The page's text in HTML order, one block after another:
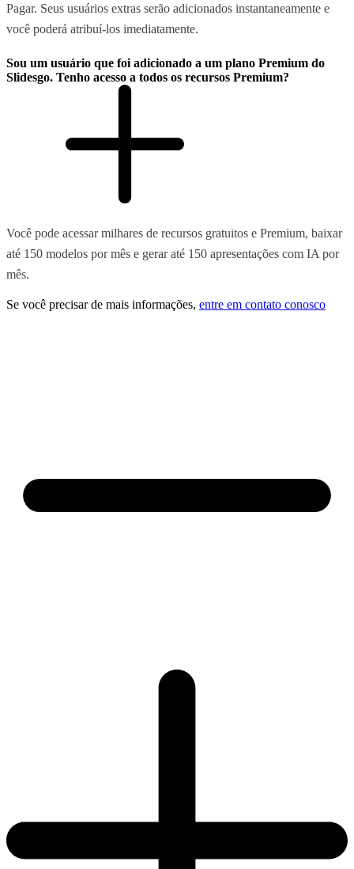
Pagar. Seus usuários extras serão adicionados instantaneamente e
você poderá atribuí-los imediatamente.
Sou um usuário que foi adicionado a um plano Premium do
Slidesgo. Tenho acesso a todos os recursos Premium?
Você pode acessar milhares de recursos gratuitos e Premium, baixar
até 150 modelos por mês e gerar até 150 apresentações com IA por
mês.
Se você precisar de mais informações, entre em contato conosco